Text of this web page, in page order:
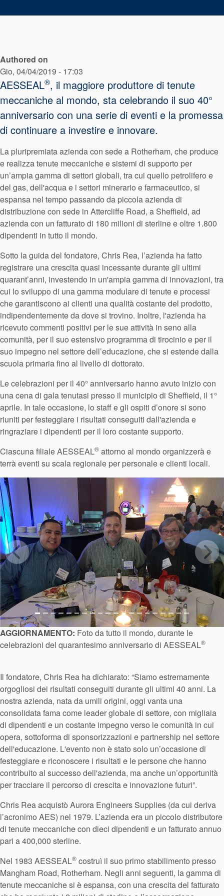
Sistema di
Certificazioni e standard
Contatti
Locazioni
Articoli
Sostenibilità
Accademia
brochure prodotto
Video
Authored on
Gio, 04/04/2019 - 17:03
AESSEAL®, il maggiore produttore di tenute
meccaniche al mondo, sta celebrando il suo 40°
anniversario con una serie di eventi e la promessa
di continuare a investire e innovare.
La pluripremiata azienda con sede a Rotherham, che produce
e realizza tenute meccaniche e sistemi di supporto per
un’ampia gamma di settori globali, tra cui quello petrolifero e
del gas, dell'acqua e i settori minerario e farmaceutico, si
espansa nel tempo passando da piccola azienda di
distribuzione con sede in Attercliffe Road, a Sheffield, ad
azienda con un fatturato di 180 milioni di sterline e oltre 1.800
dipendenti in tutto il mondo.
Sotto la guida del fondatore, Chris Rea, l’azienda ha fatto
registrare una crescita quasi incessante durante gli ultimi
quarant’anni, investendo in un'ampia gamma di innovazioni, tra
cui lo sviluppo di una gamma modulare di tenute e processi
che garantiscono ai clienti una qualità costante del prodotto,
indipendentemente da dove si trovino. Inoltre, l'azienda ha
ricevuto commenti positivi per le sue attività in seno alla
comunità, per il suo estensivo programma di tirocinio e per il
suo impegno nel settore dell’educazione, che si estende dalla
scuola primaria fino al livello di dottorato.
Le celebrazioni per il 40° anniversario hanno avuto inizio con
una cena di gala tenutasi presso il municipio di Sheffield, il 1°
aprile. In tale occasione, lo staff e gli ospiti d’onore si sono
riuniti per festeggiare i risultati conseguiti dall'azienda e
ringraziare i dipendenti per il loro costante supporto.
Ciascuna filiale AESSEAL® attorno al mondo organizzerà e
terrà eventi su scala regionale per personale e clienti locali.
Previous Next
AGGIORNAMENTO: Foto da tutto il mondo, durante le
celebrazioni del quarantesimo anniversario di AESSEAL®
Il fondatore, Chris Rea ha dichiarato: “Siamo estremamente
orgogliosi dei risultati conseguiti durante gli ultimi 40 anni. La
nostra azienda, nata da umili origini, oggi vanta una
consolidata fama come leader globale di settore, con migliaia
di dipendenti e un costante impegno verso le comunità in cui
opera, sottoforma di sponsorizzazioni e partnership nel settore
dell'educazione. L'evento non è stato solo un’occasione di
festeggiare e riconoscere i risultati e le persone che hanno
contribuito al successo dell'azienda, ma anche un’opportunità
per tracciare il percorso di crescita e innovazione futuri”.
Chris Rea acquistò Aurora Engineers Supplies (da cui deriva
l’acronimo AES) nel 1979. L’azienda era un piccolo distributore
di tenute meccaniche con dieci dipendenti e un fatturato annuo
pari a 400,000 sterline.
Nel 1983 AESSEAL® costruì il suo primo stabilimento presso
Mangham Road, Rotherham. Negli anni seguenti, la gamma di
tenute meccaniche si è espansa, con una crescita del fatturato